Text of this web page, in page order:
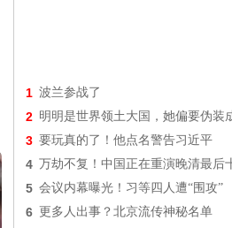
1 波兰参战了
2 明明是世界领土大国，她偏要伪装
3 要玩真的了！他点名警告习近平
4 万劫不复！中国正在重演晚清最后
5 会议内幕曝光！习等四人遭“围攻”
6 更多人出事？北京流传神秘名单